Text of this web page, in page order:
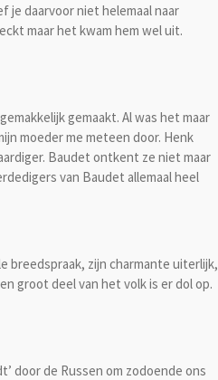
je daarvoor niet helemaal naar
maar het kwam hem wel uit.
gemaakt. Al was het maar
moeder me meteen door. Henk
Baudet ontkent ze niet maar
van Baudet allemaal heel
breedspraak, zijn charmante uiterlijk,
groot deel van het volk is er dol op.
door de Russen om zodoende ons